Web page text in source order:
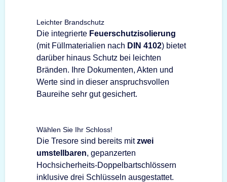
Leichter Brandschutz
Die integrierte Feuerschutzisolierung
(mit Füllmaterialien nach DIN 4102) bietet
darüber hinaus Schutz bei leichten
Bränden. Ihre Dokumenten, Akten und
Werte sind in dieser anspruchsvollen
Baureihe sehr gut gesichert.
Wählen Sie Ihr Schloss!
Die Tresore sind bereits mitzwei
umstellbaren, gepanzerten
Hochsicherheits-Doppelbartschlössern
inklusive drei Schlüsseln ausgestattet.